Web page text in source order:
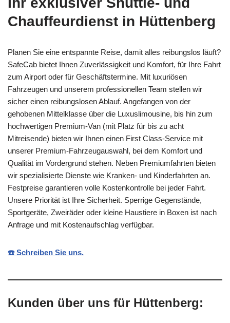
Chauffeurdienst in Hüttenberg
Planen Sie eine entspannte Reise, damit alles reibungslos läuft?
SafeCab bietet Ihnen Zuverlässigkeit und Komfort, für Ihre Fahrt
zum Airport oder für Geschäftstermine. Mit luxuriösen
Fahrzeugen und unserem professionellen Team stellen wir
sicher einen reibungslosen Ablauf. Angefangen von der
gehobenen Mittelklasse über die Luxuslimousine, bis hin zum
hochwertigen Premium-Van (mit Platz für bis zu acht
Mitreisende) bieten wir Ihnen einen First Class-Service mit
unserer Premium-Fahrzeugauswahl, bei dem Komfort und
Qualität im Vordergrund stehen. Neben Premiumfahrten bieten
wir spezialisierte Dienste wie Kranken- und Kinderfahrten an.
Festpreise garantieren volle Kostenkontrolle bei jeder Fahrt.
Unsere Priorität ist Ihre Sicherheit. Sperrige Gegenstände,
Sportgeräte, Zweiräder oder kleine Haustiere in Boxen ist nach
Anfrage und mit Kostenaufschlag verfügbar.
☎️ Schreiben Sie uns.
Kunden über uns für Hüttenberg: